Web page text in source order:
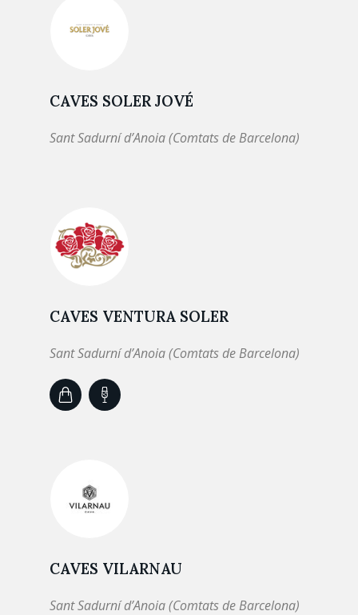
CAVES SOLER JOVÉ
Sant Sadurní d’Anoia (Comtats de Barcelona)
CAVES VENTURA SOLER
Sant Sadurní d’Anoia (Comtats de Barcelona)
CAVES VILARNAU
Sant Sadurní d’Anoia (Comtats de Barcelona)